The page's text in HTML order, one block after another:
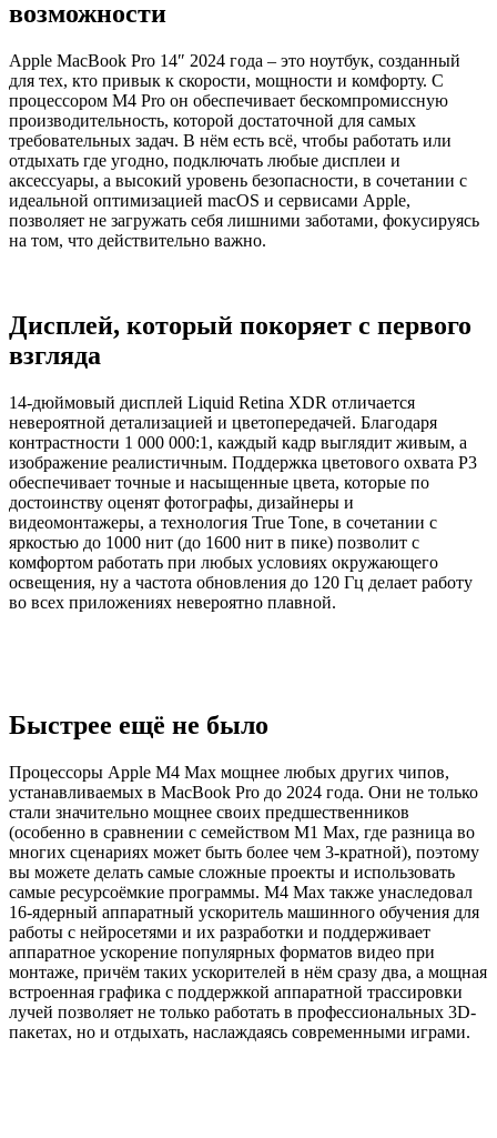
возможности
Apple MacBook Pro 14″ 2024 года – это ноутбук, созданный
для тех, кто привык к скорости, мощности и комфорту. С
процессором M4 Pro он обеспечивает бескомпромиссную
производительность, которой достаточной для самых
требовательных задач. В нём есть всё, чтобы работать или
отдыхать где угодно, подключать любые дисплеи и
аксессуары, а высокий уровень безопасности, в сочетании с
идеальной оптимизацией macOS и сервисами Apple,
позволяет не загружать себя лишними заботами, фокусируясь
на том, что действительно важно.
Дисплей, который покоряет с первого
взгляда
14-дюймовый дисплей Liquid Retina XDR отличается
невероятной детализацией и цветопередачей. Благодаря
контрастности 1 000 000:1, каждый кадр выглядит живым, а
изображение реалистичным. Поддержка цветового охвата P3
обеспечивает точные и насыщенные цвета, которые по
достоинству оценят фотографы, дизайнеры и
видеомонтажеры, а технология True Tone, в сочетании с
яркостью до 1000 нит (до 1600 нит в пике) позволит с
комфортом работать при любых условиях окружающего
освещения, ну а частота обновления до 120 Гц делает работу
во всех приложениях невероятно плавной.
Быстрее ещё не было
Процессоры Apple M4 Max мощнее любых других чипов,
устанавливаемых в MacBook Pro до 2024 года. Они не только
стали значительно мощнее своих предшественников
(особенно в сравнении с семейством M1 Max, где разница во
многих сценариях может быть более чем 3-кратной), поэтому
вы можете делать самые сложные проекты и использовать
самые ресурсоёмкие программы. M4 Max также унаследовал
16-ядерный аппаратный ускоритель машинного обучения для
работы с нейросетями и их разработки и поддерживает
аппаратное ускорение популярных форматов видео при
монтаже, причём таких ускорителей в нём сразу два, а мощная
встроенная графика с поддержкой аппаратной трассировки
лучей позволяет не только работать в профессиональных 3D-
пакетах, но и отдыхать, наслаждаясь современными играми.